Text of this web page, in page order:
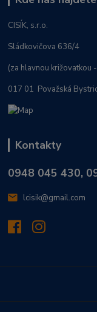
CISÍK, s.r.o.
Sládkovičova 636/4
(za hlavnou križovatkou
017 01 Považská
Kontakty
0948 045 430,
lcisik@gmail.com